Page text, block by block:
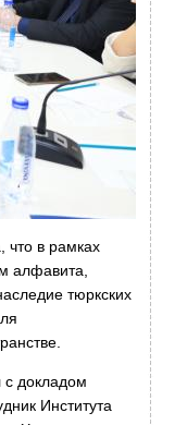
что в рамках
алфавита,
тюркских
с докладом
Института